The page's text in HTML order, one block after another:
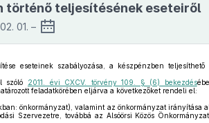
történő teljesítésének eseteiről
01. –
eseteinek szabályozása, a készpénzben teljesíthető
szóló 2011. évi CXCV. törvény 109. § (6) bekezdés
feladatkörében eljárva a következőket rendeli el:
önkormányzat), valamint az önkormányzat irányítása
Szervezetre, továbbá az Alsóörsi Közös